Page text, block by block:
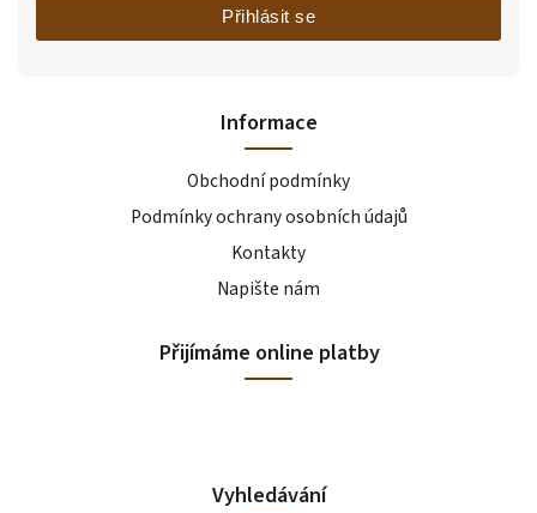
Informace
Obchodní podmínky
Podmínky ochrany osobních údajů
Kontakty
Napište nám
Přijímáme online platby
Přihlásit se
Vyhledávání